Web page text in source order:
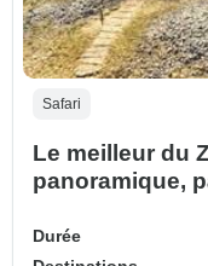
Safari
Le meilleur du
panoramique,
Durée